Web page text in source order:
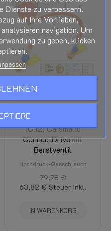
-20%
mm M20 x KLF
(G.12) Caramatic
ConnectDrive mit
Berstventil
Hochdruck-Gasschlauch
79,78 €
63,82 € Steuer inkl.
IN WARENKORB
Dienste zu verbessern.
auf Ihre Vorlieben,
navigation. Um
zu geben, klicken